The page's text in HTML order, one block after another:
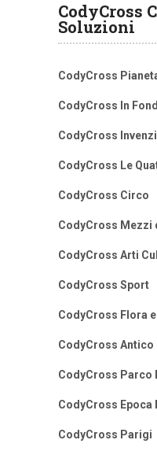
CodyCross
Soluzioni
CodyCross
CodyCross In
CodyCross
CodyCross Le
CodyCross Circo
CodyCross Mezzi
CodyCross Arti
CodyCross Sport
CodyCross Flora e
CodyCross Antico
CodyCross Parco
CodyCross Epoca
CodyCross Parigi